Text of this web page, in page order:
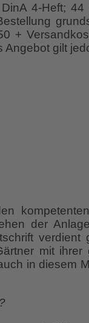
4-Heft; 44
+
Angebot gilt
der
verdient
mit ihrer
in diesem